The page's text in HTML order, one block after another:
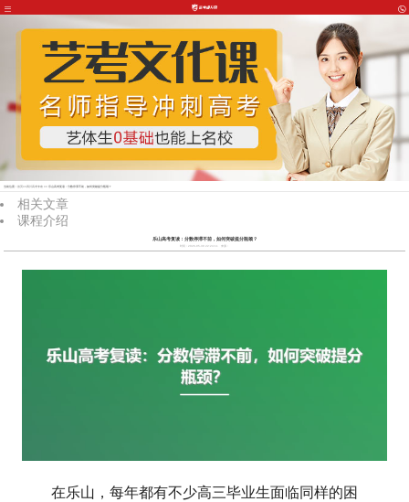
当前位置：首页>>四川高考专攻 >> 乐山高考复读：分数停滞不前，如何突破提分瓶颈？
相关文章
课程介绍
乐山高考复读：分数停滞不前，如何突破提分瓶颈？
时间：2026-05-30 22:24:11 来源：
在乐山，每年都有不少高三毕业生面临同样的困